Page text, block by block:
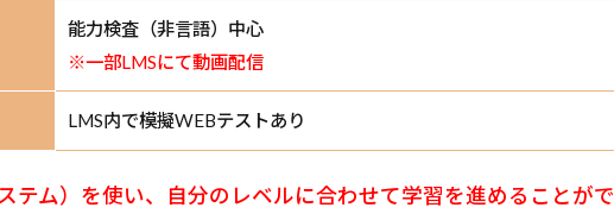
能力検査（非言語）中心
※一部LMSにて動画配信
LMS内で模擬WEBテストあり
テム）を使い、自分のレベルに合わせて学習を進めることがで